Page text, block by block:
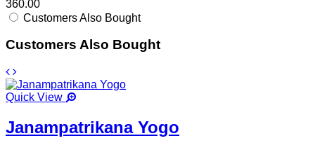
360.00
Customers Also Bought
Customers Also Bought
Quick View
Janampatrikana Yogo